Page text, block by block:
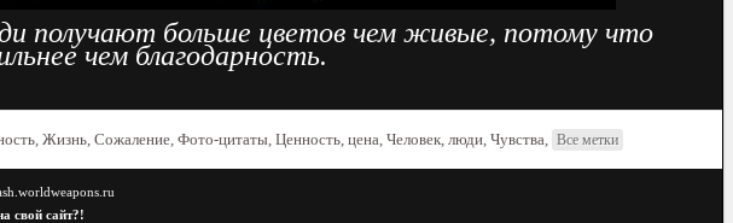
получают больше цветов чем живые, потому что
чем благодарность.
, Жизнь, Сожаление, Фото-цитаты, Ценность, цена, Человек, люди, Чувства, Все метки
свой сайт?!